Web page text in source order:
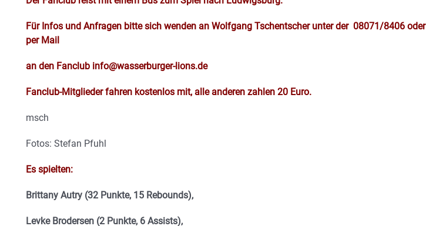
Für Infos und Anfragen bitte sich wenden an Wolfgang Tschentscher unter der 08071/8406 oder
per Mail
an den Fanclub info@wasserburger-lions.de
Fanclub-Mitglieder fahren kostenlos mit, alle anderen zahlen 20 Euro.
msch
Fotos: Stefan Pfuhl
Es spielten:
Brittany Autry (32 Punkte, 15 Rebounds),
Levke Brodersen (2 Punkte, 6 Assists),